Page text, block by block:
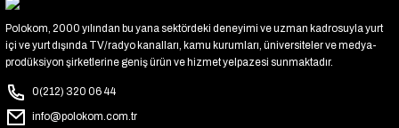
Polokom, 2000 yılından bu yana sektördeki deneyimi ve uzman kadrosuyla yurt
içi ve yurt dışında TV/radyo kanalları, kamu kurumları, üniversiteler ve medya-
prodüksiyon şirketlerine geniş ürün ve hizmet yelpazesi sunmaktadır.
0(212) 320 06 44
info@polokom.com.tr